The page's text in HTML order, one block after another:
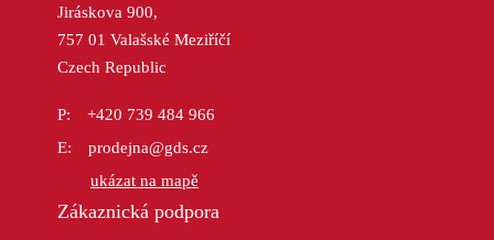
Jiráskova 900,
757 01 Valašské Meziříčí
Czech Republic
+420 739 484 966
prodejna@gds.cz
ukázat na mapě
Zákaznická podpora